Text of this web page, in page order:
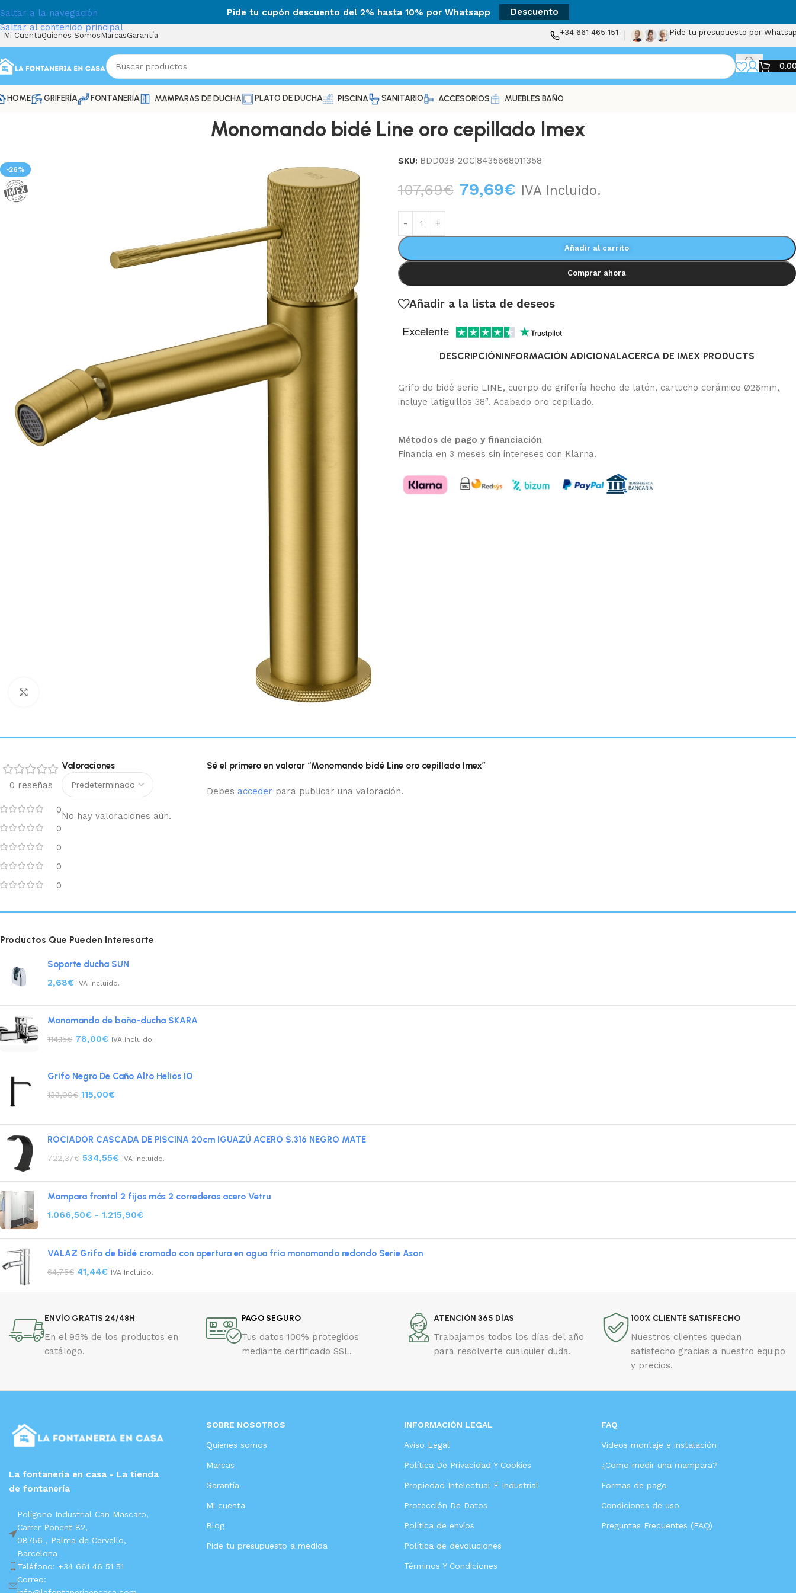
Saltar a la navegación
Saltar al contenido principal
Pide tu cupón descuento del 2% hasta 10% por Whatsapp Descuento
Mi CuentaQuienes Somos MarcasGarantía +34 661 465 151 Pide tu presupuesto por
HOME GRIFERÍA FONTANERÍA MAMPARAS DE DUCHA PLATO DE DUCHA PISCINA SANITARIO ACCESORIOS MUEBLES BAÑO
Monomando bidé Line oro cepillado Imex
-26%
SKU: BDD038-2OC|8435668011358
107,69€ 79,69€ IVA Incluido.
Añadir al carrito
Comprar ahora
Añadir a la lista de deseos
DESCRIPCIÓNINFORMACIÓN ADICIONALACERCA DE IMEX PRODUCTS
Grifo de bidé serie LINE, cuerpo de grifería hecho de latón, cartucho cerámico Ø26mm,
incluye latiguillos 38″. Acabado oro cepillado.
Métodos de pago y financiación
Financia en 3 meses sin intereses con Klarna.
0 reseñas
0
0
0
0
0
Valoraciones
No hay valoraciones aún.
Sé el primero en valorar “Monomando bidé Line oro cepillado Imex”
Debes acceder para publicar una valoración.
Productos Que Pueden Interesarte
Soporte ducha SUN
2,68€ IVA Incluido.
Monomando de baño-ducha SKARA
114,15€ 78,00€ IVA Incluido.
Grifo Negro De Caño Alto Helios IO
139,00€ 115,00€
ROCIADOR CASCADA DE PISCINA 20cm IGUAZÚ ACERO S.316 NEGRO MATE
722,37€ 534,55€ IVA Incluido.
Mampara frontal 2 fijos más 2 correderas acero Vetru
1.066,50€ - 1.215,90€
VALAZ Grifo de bidé cromado con apertura en agua fría monomando redondo Serie Ason
64,75€ 41,44€ IVA Incluido.
ENVÍO GRATIS 24/48H
En el 95% de los productos en
catálogo.
PAGO SEGURO
Tus datos 100% protegidos
mediante certificado SSL.
ATENCIÓN 365 DÍAS
Trabajamos todos los días del año
para resolverte cualquier duda.
100% CLIENTE SATISFECHO
Nuestros clientes quedan
satisfecho gracias a nuestro equipo
y precios.
La fontaneria en casa - La tienda
de fontanería
Polígono Industrial Can Mascaro,
Carrer Ponent 82,
08756 , Palma de Cervello,
Barcelona
Teléfono: +34 661 46 51 51
Correo:
SOBRE NOSOTROS
Quienes somos
Marcas
Garantía
Mi cuenta
Blog
Pide tu presupuesto a medida
INFORMACIÓN LEGAL
Aviso Legal
Política De Privacidad Y Cookies
Propiedad Intelectual E Industrial
Protección De Datos
Política de envíos
Política de devoluciones
Términos Y Condiciones
FAQ
Videos montaje e instalación
¿Como medir una mampara?
Formas de pago
Condiciones de uso
Preguntas Frecuentes (FAQ)